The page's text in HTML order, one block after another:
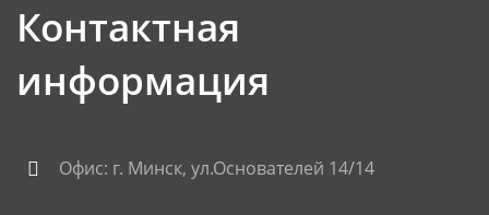
Контактная
информация
Офис: г. Минск, ул.Основателей 14/14